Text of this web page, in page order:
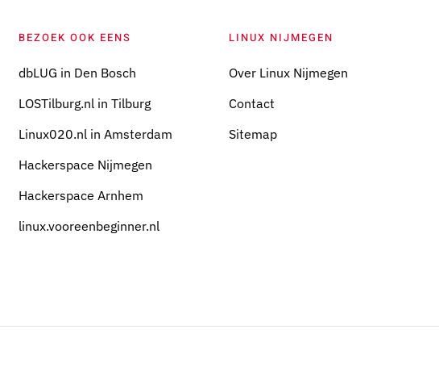
BEZOEK OOK EENS
dbLUG in Den Bosch
LOSTilburg.nl in Tilburg
Linux020.nl in Amsterdam
Hackerspace Nijmegen
Hackerspace Arnhem
linux.vooreenbeginner.nl
LINUX NIJMEGEN
Over Linux Nijmegen
Contact
Sitemap